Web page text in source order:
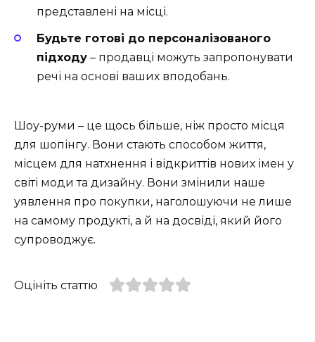
представлені на місці.
Будьте готові до персоналізованого
підходу – продавці можуть запропонувати
речі на основі ваших вподобань.
Шоу-руми – це щось більше, ніж просто місця
для шопінгу. Вони стають способом життя,
місцем для натхнення і відкриттів нових імен у
світі моди та дизайну. Вони змінили наше
уявлення про покупки, наголошуючи не лише
на самому продукті, а й на досвіді, який його
супроводжує.
Оцініть статтю